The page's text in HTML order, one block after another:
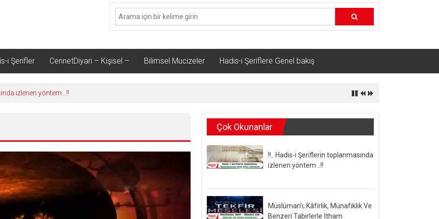
i Şerifler CennetDiyari – Kişisel – Bilimsel Mucizeler Hadis-i Şeriflere Genel bakış
izlenen yöntem ..!!
Çok Okunanlar
!!.. Hadis-i Şeriflerin toplanmasında
izlenen yöntem ..!!
Müslüman’ı; Kâfirlik, Münafıklık Ve
Benzeri Tabirlerle İtham